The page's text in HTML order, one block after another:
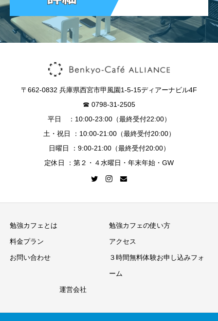
〒662-0832 兵庫県西宮市甲風園1-5-15ディアーナビル4F
☎︎ 0798-31-2505
平日 ：10:00-23:00（最終受付22:00）
土・祝日 ：10:00-21:00（最終受付20:00）
日曜日 ：9:00-21:00（最終受付20:00）
定休日 ：第２・４水曜日・年末年始・GW
勉強カフェとは 勉強カフェの使い方
料金プラン アクセス
お問い合わせ ３時間無料体験お申し込みフォ
ーム
運営会社